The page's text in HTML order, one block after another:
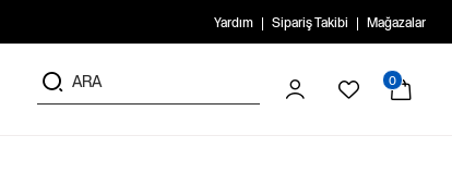
Yardım Sipariş Takibi Mağazalar
0